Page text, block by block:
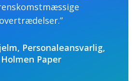
overtrædelser.”
Personaleansvarlig,
Holmen Paper